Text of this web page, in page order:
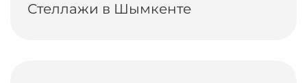
Стеллажи в Шымкенте